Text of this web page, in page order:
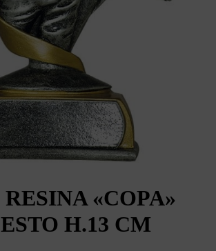
«COPA»
H.13 CM